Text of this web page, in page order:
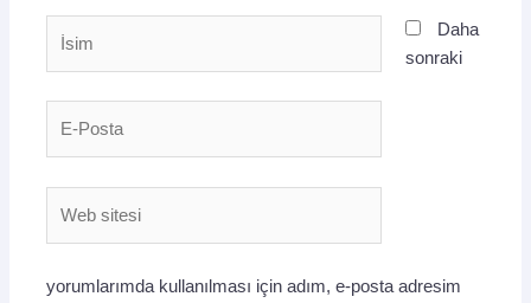
Daha
sonraki
yorumlarımda kullanılması için adım, e-posta adresim